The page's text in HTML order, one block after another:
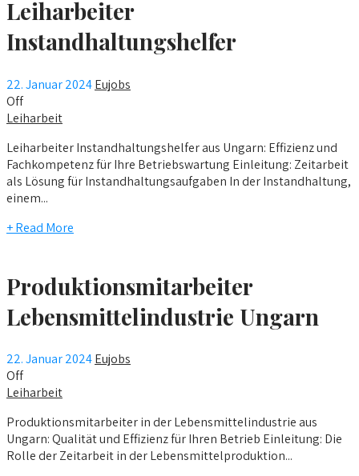
Leiharbeiter
Instandhaltungshelfer
22. Januar 2024Eujobs
Off
Leiharbeit
Leiharbeiter Instandhaltungshelfer aus Ungarn: Effizienz und
Fachkompetenz für Ihre Betriebswartung Einleitung: Zeitarbeit
als Lösung für Instandhaltungsaufgaben In der Instandhaltung,
einem...
+ Read More
Produktionsmitarbeiter
Lebensmittelindustrie Ungarn
22. Januar 2024Eujobs
Off
Leiharbeit
Produktionsmitarbeiter in der Lebensmittelindustrie aus
Ungarn: Qualität und Effizienz für Ihren Betrieb Einleitung: Die
Rolle der Zeitarbeit in der Lebensmittelproduktion...